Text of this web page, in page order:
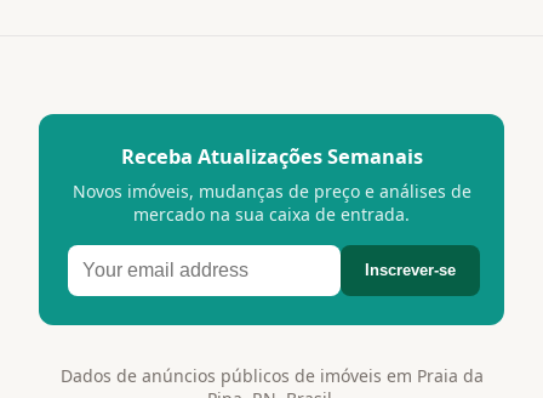
Receba Atualizações Semanais
Novos imóveis, mudanças de preço e análises de
mercado na sua caixa de entrada.
Inscrever-se
Dados de anúncios públicos de imóveis em Praia da